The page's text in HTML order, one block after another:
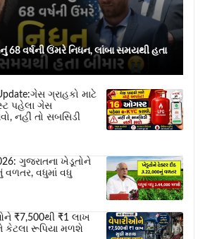
68 વર્ષની ઉંમરે નિધન, લાંબા સમયથી હતા
ગ્રાહકો માટે
પહેલા ગેસ
નહીં તો સબસિડી
ગુજરાતના ખેડૂતોને
વળતર, વધુમાં વધુ
₹7,500થી ₹1 લાખ
કેટલા રૂપિયા મળશે